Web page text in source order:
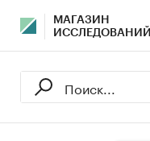
МАГАЗИН
ИССЛЕДОВАНИЙ